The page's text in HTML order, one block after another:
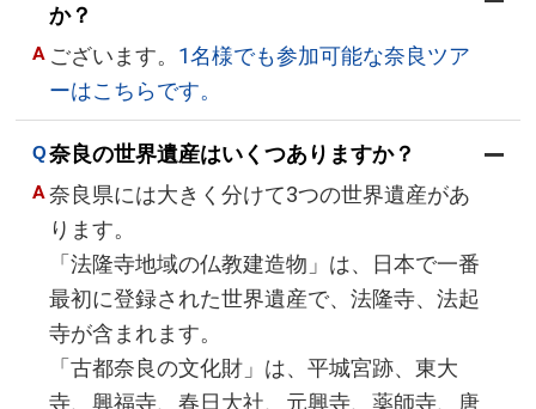
か？
ございます。 1名様でも参加可能な奈良ツア
ーはこちらです。
奈良の世界遺産はいくつありますか？
奈良県には大きく分けて3つの世界遺産があ
ります。
「法隆寺地域の仏教建造物」は、日本で一番
最初に登録された世界遺産で、法隆寺、法起
寺が含まれます。
「古都奈良の文化財」は、平城宮跡、東大
寺、興福寺、春日大社、元興寺、薬師寺、唐